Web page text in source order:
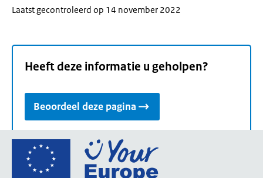
Laatst gecontroleerd op 14 november 2022
Heeft deze informatie u geholpen?
Beoordeel deze pagina
Ga
de